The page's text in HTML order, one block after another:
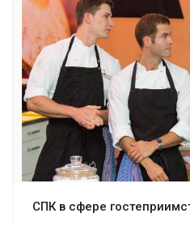
Смотреть
СПК в сфере